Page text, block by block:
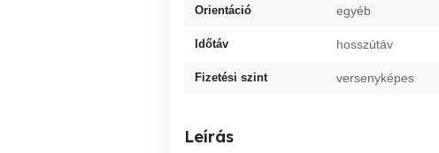
Orientáció egyéb
Időtáv hosszútáv
Fizetési szint versenyképes
Leírás